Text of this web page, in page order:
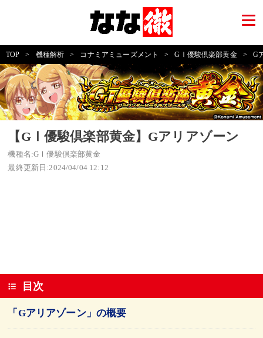
TOP > 機種解析 > コナミアミューズメント > GⅠ優駿倶楽部黄金 > G
【GⅠ優駿倶楽部黄金】Gアリアゾーン
機種名:GⅠ優駿倶楽部黄金
最終更新日:2024/04/04 12:12
目次
「Gアリアゾーン」の概要